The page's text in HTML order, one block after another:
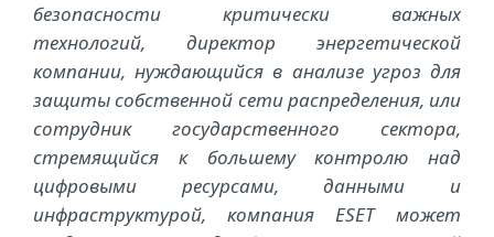
безопасности критически важных
технологий, директор энергетической
компании, нуждающийся в анализе угроз для
защиты собственной сети распределения, или
сотрудник государственного сектора,
стремящийся к большему контролю над
цифровыми ресурсами, данными и
инфраструктурой, компания ESET может